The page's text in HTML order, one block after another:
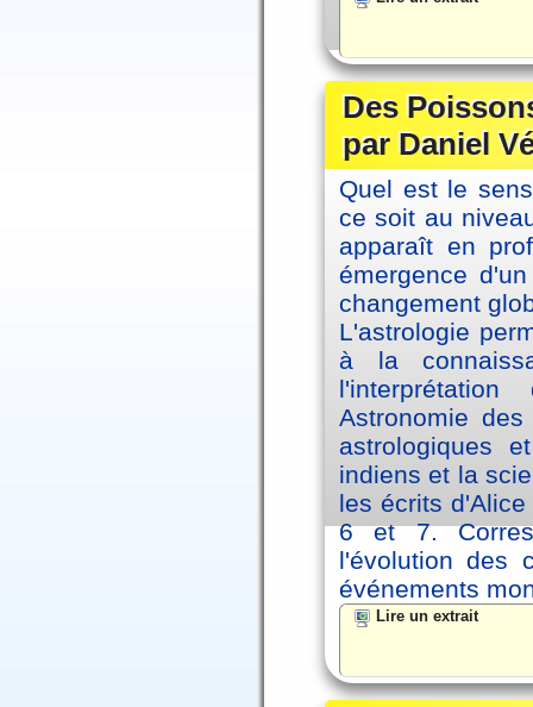
Des
par Daniel
Quel est le
ce soit au
apparaît en
émergence
changement
L'astrologie
à la
Astronomie
astrologiques
indiens et la
les écrits
6 et 7.
l'évolution des
événements
Lire un extrait